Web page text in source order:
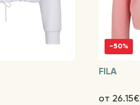
-50%
FILA
от 26.15€